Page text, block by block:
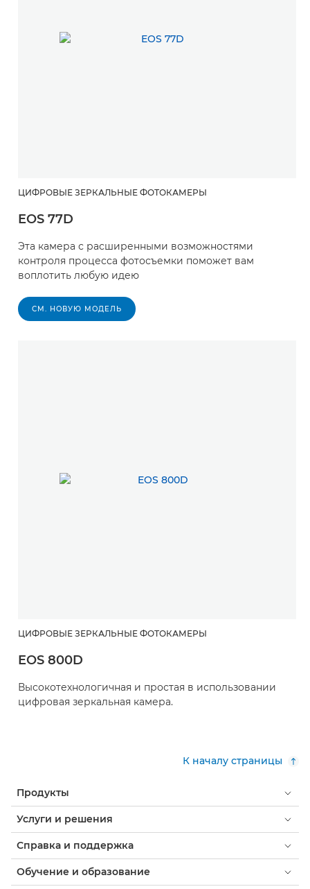
ЦИФРОВЫЕ ЗЕРКАЛЬНЫЕ ФОТОКАМЕРЫ
EOS 77D
Эта камера с расширенными возможностями
контроля процесса фотосъемки поможет вам
воплотить любую идею
СМ. НОВУЮ МОДЕЛЬ
ЦИФРОВЫЕ ЗЕРКАЛЬНЫЕ ФОТОКАМЕРЫ
EOS 800D
Высокотехнологичная и простая в использовании
цифровая зеркальная камера.
К началу страницы
Продукты
Услуги и решения
Справка и поддержка
Обучение и образование